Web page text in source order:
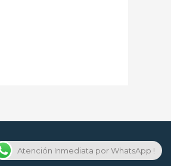
Cerrajero en Guadalajara
Atención Inmediata por WhatsApp !